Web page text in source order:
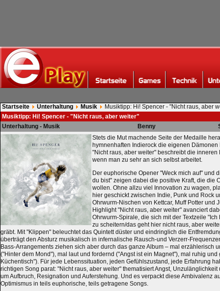
Startseite Unterhaltung Musik
Musiktipp: Hi! Spencer - "Nicht raus, aber
Musiktipp: Hi! Spencer - "Nicht raus, aber weiter"
Unterhaltung - Musik
Benny
Stets die Mut machende Seite der Medaille
hymnenhaften Indierock die eigenen
"Nicht raus, aber weiter" beschreibt die inneren
wenn man zu sehr an sich selbst arbeitet.
Der euphorische Opener "Weck mich auf" und
du bist" zeigen dabei die positive Kraft, die die
wollen. Ohne allzu viel Innovation zu wagen,
hier geschickt zwischen Indie, Punk und Rock
Ohrwurm-Nischen von Kettcar, Muff Potter und
Highlight "Nicht raus, aber weiter" avanciert
Ohrwurm-Spirale, die sich mit der Textzeile
zu scheitern/das geht hier nicht raus, aber
gräbt. Mit "Klippen" beleuchtet das Quintett düster und eindringlich die
überträgt den Absturz musikalisch in infernalische Rausch-und Verzerr-
Bass-Arrangements ziehen sich aber durch das ganze Album – mal erzählerisch
("Hinter dem Mond"), mal laut und fordernd ("Angst ist ein Magnet"), mal ruhig und
Küchentisch"). Für jede Lebenssituation, jeden Gefühlszustand, jede Erfahrung
richtigen Song parat: "Nicht raus, aber weiter" thematisiert Angst,
um Aufbruch, Resignation und Auferstehung. Und es verpackt diese Ambivalenz
Optimismus in teils euphorische, teils getragene Songs.